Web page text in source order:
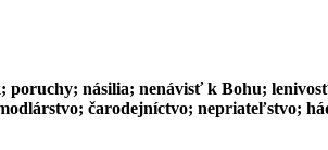
poruchy; násilia; nenávisť k Bohu;
čarodejníctvo; nepriateľstvo;